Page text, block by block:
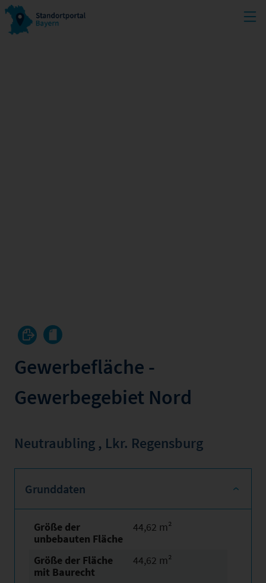
Gewerbefläche -
Gewerbegebiet Nord
Neutraubling , Lkr. Regensburg
Grunddaten
Größe der
unbebauten Fläche
44,62 m²
Größe der Fläche
mit Baurecht
44,62 m²